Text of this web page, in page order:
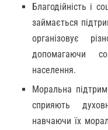
Благодійність і
займається
організовує
допомагаючи
населення.
Моральна
сприяють
навчаючи їх